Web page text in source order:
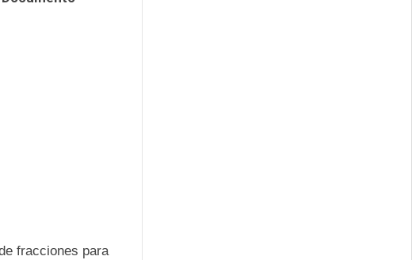
fracciones para